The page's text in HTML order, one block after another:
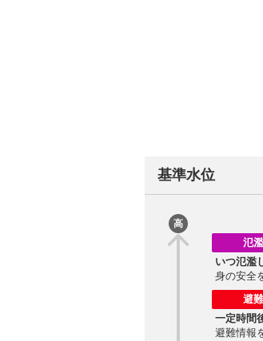
基準水位
高
氾
いつ氾濫
身の安全
避
一定時間
避難情報